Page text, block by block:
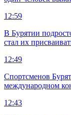
12:59
В Бурятии
стал их
12:49
Спортсменов
международном
12:43